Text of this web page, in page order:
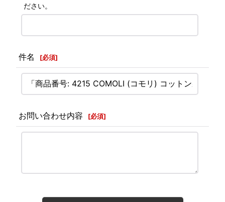
ださい。
件名 [必須]
お問い合わせ内容 [必須]